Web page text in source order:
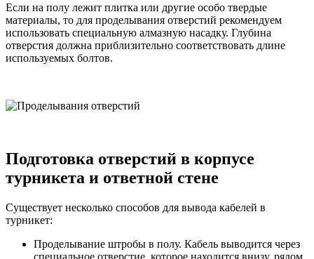
Если на полу лежит плитка или другие особо твердые
материалы, то для проделывания отверстий рекомендуем
использовать специальную алмазную насадку. Глубина
отверстия должна приблизительно соответствовать длине
используемых болтов.
Подготовка отверстий в корпусе
турникета и ответной стене
Существует несколько способов для вывода кабелей в
турникет:
Проделывание штробы в полу. Кабель выводится через